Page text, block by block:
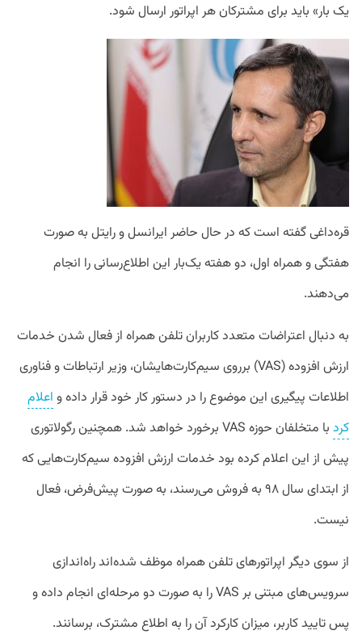
یک بار» باید برای مشترکان هر اپراتور ارسال شود.
قره‌داغی گفته است که در حال حاضر ایرانسل و رایتل به صورت
هفتگی و همراه اول، دو هفته یک‌بار این اطلاع‌رسانی را انجام
می‌دهند.
به دنبال اعتراضات متعدد کاربران تلفن همراه از فعال شدن خدمات
ارزش افزوده (VAS) برروی سیم‌کارت‌هایشان، وزیر ارتباطات و فناوری
اطلاعات پیگیری این موضوع را در دستور کار خود قرار داده و اعلام
کرد
با متخلفان حوزه VAS برخورد خواهد شد. همچنین رگولاتوری
پیش از این اعلام کرده بود خدمات ارزش افزوده سیم‌کارت‌هایی که
از ابتدای سال ۹۸ به فروش می‌رسند، به صورت پیش‌فرض، فعال
نیست.
از سوی دیگر اپراتورهای تلفن همراه موظف شده‌اند راه‌اندازی
سرویس‌های مبتنی بر VAS را به صورت دو مرحله‌ای انجام داده و
پس تایید کاربر، میزان کارکرد آن را به اطلاع مشترک، برسانند.